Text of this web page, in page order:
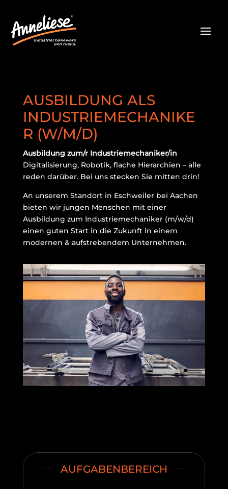
AUSBILDUNG ALS
INDUSTRIEMECHANIKE
R (W/M/D)
Ausbildung zum/r Industriemechaniker/in
Digitalisierung, Robotik, flache Hierarchien – alle
reden darüber. Bei uns stecken Sie mitten drin!
An unserem Standort in Eschweiler bei Aachen
bieten wir jungen Menschen mit einer
Ausbildung zum Industriemechaniker (m/w/d)
einen guten Start in die Zukunft in einem
modernen & aufstrebendem Unternehmen.
AUFGABENBEREICH